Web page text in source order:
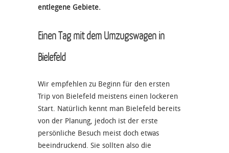
entlegene Gebiete.
Einen Tag mit dem Umzugswagen in
Bielefeld
Wir empfehlen zu Beginn für den ersten
Trip von Bielefeld meistens einen lockeren
Start. Natürlich kennt man Bielefeld bereits
von der Planung, jedoch ist der erste
persönliche Besuch meist doch etwas
beeindruckend. Sie sollten also die